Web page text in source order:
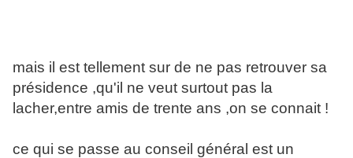
mais il est tellement sur de ne pas retrouver sa
présidence ,qu'il ne veut surtout pas la
lacher,entre amis de trente ans ,on se connait !
ce qui se passe au conseil général est un